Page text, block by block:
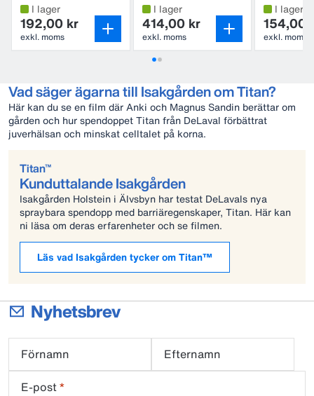
I lager
192,00 kr
exkl. moms
I lager
414,00 kr
exkl. moms
I lager
154,00
exkl. moms
Vad säger ägarna till Isakgården om Titan?
Här kan du se en film där Anki och Magnus Sandin berättar om
gården och hur spendoppet Titan från DeLaval förbättrat
juverhälsan och minskat celltalet på korna.
Titan™
Kunduttalande Isakgården
Isakgården Holstein i Älvsbyn har testat DeLavals nya
spraybara spendopp med barriäregenskaper, Titan. Här kan
ni läsa om deras erfarenheter och se filmen.
Läs vad Isakgården tycker om Titan™
Nyhetsbrev
Förnamn
Efternamn
E-post*